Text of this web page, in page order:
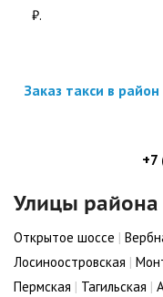
₽.
Заказ такси в
+7
Улицы
Открытое шоссе |
Лосиноостровская |
Пермская | Тагильская |